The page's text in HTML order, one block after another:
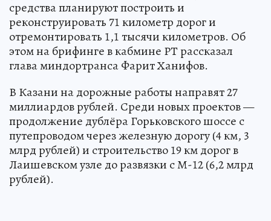
средства планируют построить и
реконструировать 71 километр дорог и
отремонтировать 1,1 тысячи километров. Об
этом на брифинге в кабмине РТ рассказал
глава миндортранса Фарит Ханифов.
В Казани на дорожные работы направят 27
миллиардов рублей. Среди новых проектов —
продолжение дублёра Горьковского шоссе с
путепроводом через железную дорогу (4 км, 3
млрд рублей) и строительство 19 км дорог в
Лаишевском узле до развязки с М-12 (6,2 млрд
рублей).